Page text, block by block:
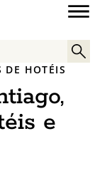
DE HOTÉIS
e